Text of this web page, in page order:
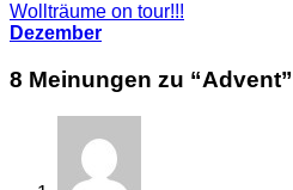
Wollträume on tour!!!
Dezember
8 Meinungen zu “Advent”